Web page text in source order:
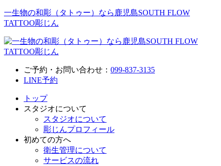
一生物の和彫（タトゥー）なら鹿児島SOUTH FLOW
TATTOO彫じん
ご予約・お問い合わせ： 099-837-3135
LINE予約
トップ
スタジオについて
スタジオについて
彫じんプロフィール
初めての方へ
衛生管理について
サービスの流れ